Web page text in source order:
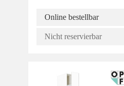
Online bestellbar
Nicht reservierbar